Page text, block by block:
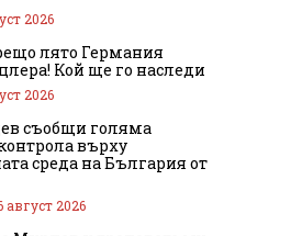
2026
лято Германия
Кой ще го наследи
2026
съобщи голяма
върху
среда на България от
2026